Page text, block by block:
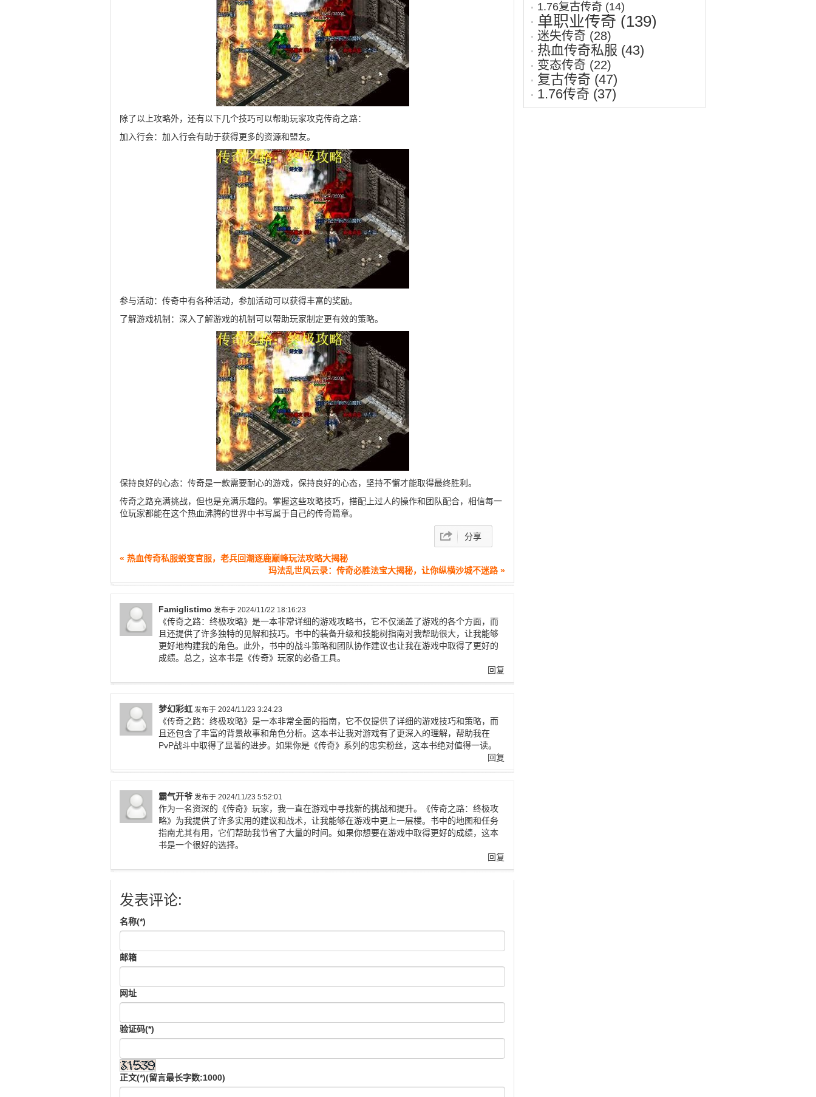
除了以上攻略外，还有以下几个技巧可以帮助玩家攻克传奇之路：
加入行会：加入行会有助于获得更多的资源和盟友。
参与活动：传奇中有各种活动，参加活动可以获得丰富的奖励。
了解游戏机制：深入了解游戏的机制可以帮助玩家制定更有效的策略。
保持良好的心态：传奇是一款需要耐心的游戏，保持良好的心态，坚持不懈才能取得最终胜利。
传奇之路充满挑战，但也是充满乐趣的。掌握这些攻略技巧，搭配上过人的操作和团队配合，相信每一
位玩家都能在这个热血沸腾的世界中书写属于自己的传奇篇章。
分享
« 热血传奇私服蜕变官服，老兵回潮逐鹿巅峰玩法攻略大揭秘
玛法乱世风云录：传奇必胜法宝大揭秘，让你纵横沙城不迷路 »
Famiglistimo 发布于 2024/11/22 18:16:23
《传奇之路：终极攻略》是一本非常详细的游戏攻略书，它不仅涵盖了游戏的各个方面，而
且还提供了许多独特的见解和技巧。书中的装备升级和技能树指南对我帮助很大，让我能够
更好地构建我的角色。此外，书中的战斗策略和团队协作建议也让我在游戏中取得了更好的
成绩。总之，这本书是《传奇》玩家的必备工具。
回复
梦幻彩虹 发布于 2024/11/23 3:24:23
《传奇之路：终极攻略》是一本非常全面的指南，它不仅提供了详细的游戏技巧和策略，而
且还包含了丰富的背景故事和角色分析。这本书让我对游戏有了更深入的理解，帮助我在
PvP战斗中取得了显著的进步。如果你是《传奇》系列的忠实粉丝，这本书绝对值得一读。
回复
霸气开爷 发布于 2024/11/23 5:52:01
作为一名资深的《传奇》玩家，我一直在游戏中寻找新的挑战和提升。《传奇之路：终极攻
略》为我提供了许多实用的建议和战术，让我能够在游戏中更上一层楼。书中的地图和任务
指南尤其有用，它们帮助我节省了大量的时间。如果你想要在游戏中取得更好的成绩，这本
书是一个很好的选择。
回复
发表评论:
名称(*)
邮箱
网址
验证码(*)
正文(*)(留言最长字数:1000)
1.76复古传奇 (14)
单职业传奇 (139)
迷失传奇 (28)
热血传奇私服 (43)
变态传奇 (22)
复古传奇 (47)
1.76传奇 (37)